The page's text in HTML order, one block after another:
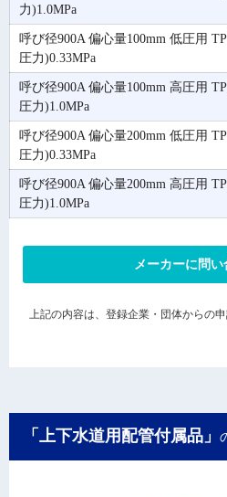
力)1.0MPa
呼び径900A 偏心量100mm 低圧用
圧力)0.33MPa
呼び径900A 偏心量100mm 高圧用
圧力)1.0MPa
呼び径900A 偏心量200mm 低圧用
圧力)0.33MPa
呼び径900A 偏心量200mm 高圧用
圧力)1.0MPa
メーカーに問い
上記の内容は、登録企業・団体からの
「上下水道用配管付属品」